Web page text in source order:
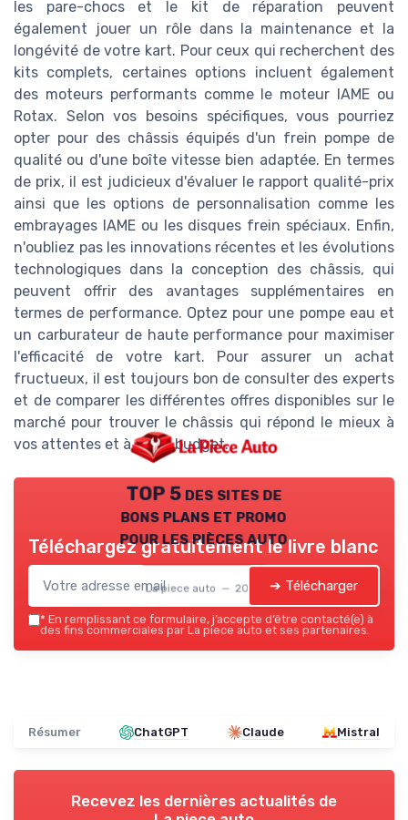
les pare-chocs et le kit de réparation peuvent
également jouer un rôle dans la maintenance et la
longévité de votre kart. Pour ceux qui recherchent des
kits complets, certaines options incluent également
des moteurs performants comme le moteur IAME ou
Rotax. Selon vos besoins spécifiques, vous pourriez
opter pour des châssis équipés d'un frein pompe de
qualité ou d'une boîte vitesse bien adaptée. En termes
de prix, il est judicieux d'évaluer le rapport qualité-prix
ainsi que les options de personnalisation comme les
embrayages IAME ou les disques frein spéciaux. Enfin,
n'oubliez pas les innovations récentes et les évolutions
technologiques dans la conception des châssis, qui
peuvent offrir des avantages supplémentaires en
termes de performance. Optez pour une pompe eau et
un carburateur de haute performance pour maximiser
l'efficacité de votre kart. Pour assurer un achat
fructueux, il est toujours bon de consulter des experts
et de comparer les différentes offres disponibles sur le
marché pour trouver le châssis qui répond le mieux à
vos attentes et à votre budget.
TOP 5 des sites de
bons plans et promo
pour les pièces auto
La piece auto — 2026
Téléchargez gratuitement le livre blanc
➔ Télécharger
* En remplissant ce formulaire, j’accepte d’être contacté(e) à
des fins commerciales par La piece auto et ses partenaires.
Résumer ChatGPT Claude Mistral
Recevez les dernières actualités de